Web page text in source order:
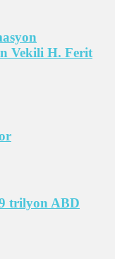
Vekili H. Ferit
trilyon ABD